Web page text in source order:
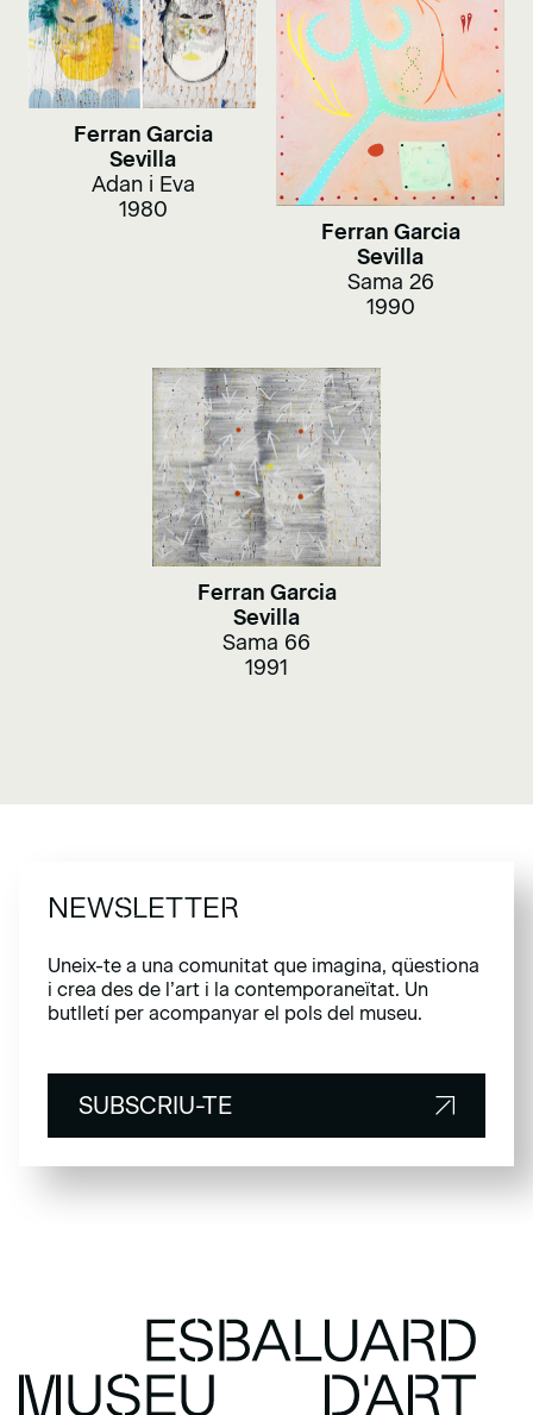
Ferran Garcia
Sevilla
Adan i Eva
1980
Ferran Garcia
Sevilla
Sama 26
1990
Ferran Garcia
Sevilla
Sama 66
1991
NEWSLETTER
Uneix-te a una comunitat que imagina, qüestiona
i crea des de l’art i la contemporaneïtat. Un
butlletí per acompanyar el pols del museu.
SUBSCRIU-TE
SUBSCRIU-TE